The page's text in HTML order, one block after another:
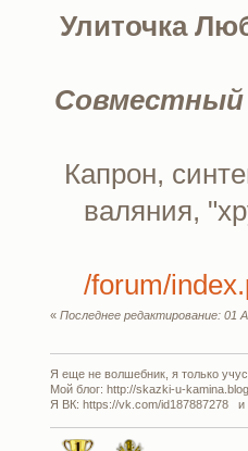
Улиточка
Совместный
Капрон,
валяния,
/forum/
«Последнее редактирование: 01
Я еще не волшебник, я только
Мой блог: http://skazki-u-
Я ВК: https://vk.com/id187887278 и